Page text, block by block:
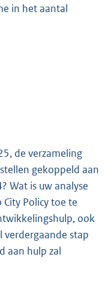
in het aantal
de verzameling
gekoppeld aan
Wat is uw analyse
Policy toe te
ook
verdergaande stap
aan hulp zal